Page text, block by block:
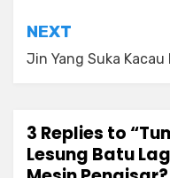
NEXT
Jin Yang Suka Kacau
3 Replies to
Lesung Batu